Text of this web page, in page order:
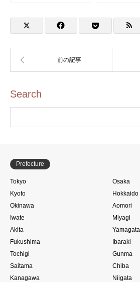
Search
Prefecture
Tokyo
Osaka
Kyoto
Hokkaido
Okinawa
Aomori
Iwate
Miyagi
Akita
Yamagata
Fukushima
Ibaraki
Tochigi
Gunma
Saitama
Chiba
Kanagawa
Niigata